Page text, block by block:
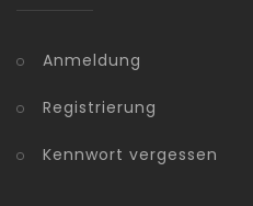
Anmeldung
Registrierung
Kennwort vergessen